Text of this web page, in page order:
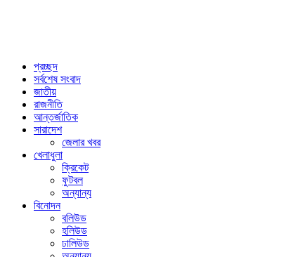
প্রচ্ছদ
সর্বশেষ সংবাদ
জাতীয়
রাজনীতি
আন্তর্জাতিক
সারাদেশ
জেলার খবর
খেলাধুলা
ক্রিকেট
ফুটবল
অন্যান্য
বিনোদন
বলিউড
হলিউড
ঢালিউড